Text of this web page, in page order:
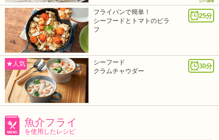
25分
フライパンで簡単！
シーフードとトマトのピラ
フ
★人気 30分
シーフード
クラムチャウダー
魚介フライ
を使用したレシピ